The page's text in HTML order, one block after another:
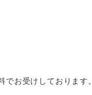
お受けしております。